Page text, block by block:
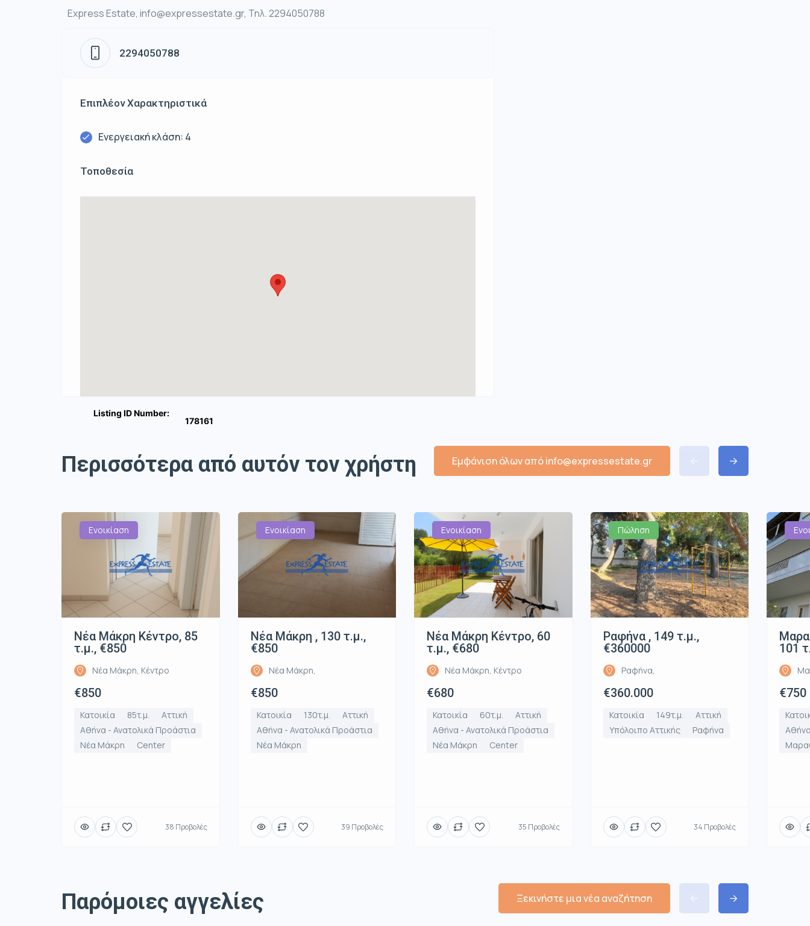
Express Estate, info@expressestate.gr, Τηλ. 2294050788
2294050788
Επιπλέον Χαρακτηριστικά
Ενεργειακή κλάση: 4
Τοποθεσία
Listing ID Number:
178161
Περισσότερα από αυτόν τον χρήστη Εμφάνιση όλων από info@expressestate.gr
Ενοικίαση
Νέα Μάκρη Κέντρο, 85
τ.μ., €850
Νέα Μάκρη, Κέντρο
€850
Κατοικία 85τ.μ.
Αττική
Αθήνα - Ανατολικά Προάστια
Νέα Μάκρη
Center
38 Προβολές
Ενοικίαση
Νέα Μάκρη , 130 τ.μ.,
€850
Νέα Μάκρη,
€850
Κατοικία 130τ.μ.
Αττική
Αθήνα - Ανατολικά Προάστια
Νέα Μάκρη
39 Προβολές
Ενοικίαση
Νέα Μάκρη Κέντρο, 60
τ.μ., €680
Νέα Μάκρη, Κέντρο
€680
Κατοικία 60τ.μ.
Αττική
Αθήνα - Ανατολικά Προάστια
Νέα Μάκρη
Center
35 Προβολές
Πώληση
Ραφήνα , 149 τ.μ.,
€360000
Ραφήνα,
€360.000
Κατοικία 149τ.μ.
Αττική
Υπόλοιπο Αττικής
Ραφήνα
34 Προβολές
101
€750
Παρόμοιες αγγελίες Ξεκινήστε μια νέα αναζήτηση